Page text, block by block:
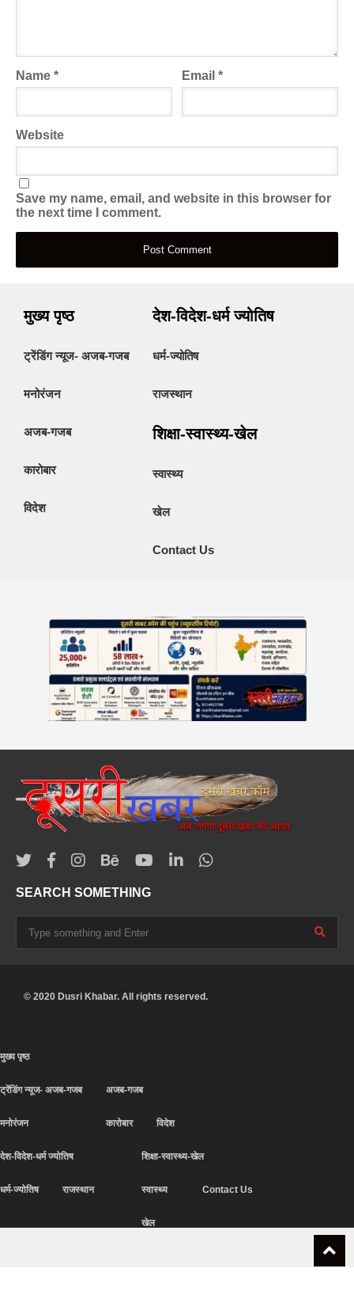
Name * Email*
Website
Save my name, email, and website in this browser for
the next time I comment.
मुख्य पृष्ठ
ट्रेंडिंग न्यूज- अजब-गजब
मनोरंजन
अजब-गजब
कारोबार
विदेश
देश-विदेश-धर्म ज्योतिष
धर्म-ज्योतिष
राजस्थान
शिक्षा-स्वास्थ्य-खेल
स्वास्थ्य
खेल
Contact Us
SEARCH SOMETHING
© 2020 Dusri Khabar. All rights reserved.
मुख्य पृष्ठ
ट्रेंडिंग न्यूज- अजब-गजब
मनोरंजन
अजब-गजब
कारोबार विदेश
देश-विदेश-धर्म ज्योतिष
धर्म-ज्योतिष राजस्थान
शिक्षा-स्वास्थ्य-खेल
स्वास्थ्य
खेल
Contact Us